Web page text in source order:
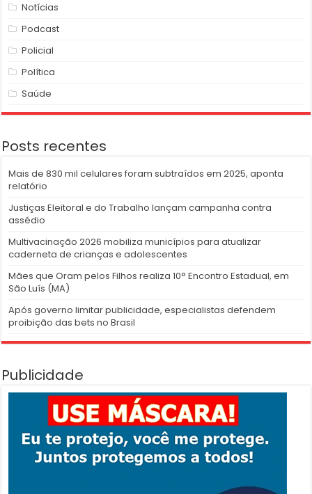
Notícias
Podcast
Policial
Política
Saúde
Posts recentes
Mais de 830 mil celulares foram subtraídos em 2025, aponta
relatório
Justiças Eleitoral e do Trabalho lançam campanha contra
assédio
Multivacinação 2026 mobiliza municípios para atualizar
caderneta de crianças e adolescentes
Mães que Oram pelos Filhos realiza 10° Encontro Estadual, em
São Luís (MA)
Após governo limitar publicidade, especialistas defendem
proibição das bets no Brasil
Publicidade